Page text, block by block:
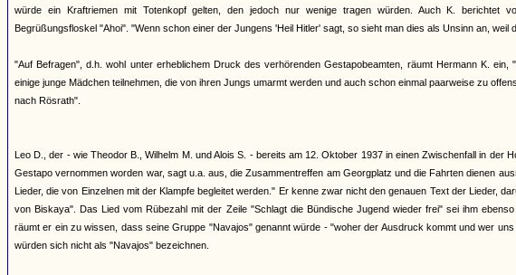
würde ein Kraftriemen mit Totenkopf gelten, den jedoch nur wenige tragen würden. Auch K. berichtet
Begrüßungsfloskel "Ahoi". "Wenn schon einer der Jungens 'Heil Hitler' sagt, so sieht man dies als Unsinn an, weil
"Auf Befragen", d.h. wohl unter erheblichem Druck des verhörenden Gestapobeamten, räumt Hermann K.
einige junge Mädchen teilnehmen, die von ihren Jungs umarmt werden und auch schon einmal paarweise zu
nach Rösrath".
Leo D., der - wie Theodor B., Wilhelm M. und Alois S. - bereits am 12. Oktober 1937 in einen Zwischenfall in der
Gestapo vernommen worden war, sagt u.a. aus, die Zusammentreffen am Georgplatz und die Fahrten dienen
Lieder, die von Einzelnen mit der Klampfe begleitet werden." Er kenne zwar nicht den genauen Text der Lieder,
von Biskaya". Das Lied vom Rübezahl mit der Zeile "Schlagt die Bündische Jugend wieder frei" sei ihm
räumt er ein zu wissen, dass seine Gruppe "Navajos" genannt würde - "woher der Ausdruck kommt und wer
würden sich nicht als "Navajos" bezeichnen.